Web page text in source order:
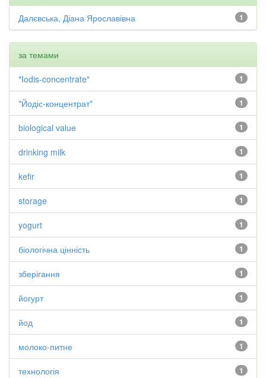
1
Далєвська, Діана Ярославівна
за темами
1
"Iodis-concentrate"
1
"Йодіс-концентрат"
1
biological value
1
drinking milk
1
kefir
1
storage
1
yogurt
1
біологічна цінність
1
зберігання
1
йогурт
1
йод
1
молоко-питне
1
технологія